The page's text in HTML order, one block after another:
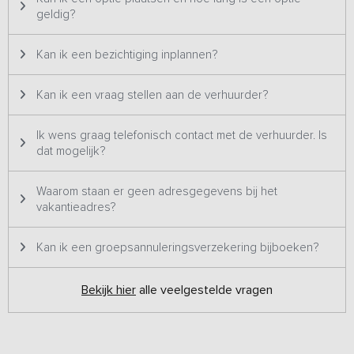
geldig?
Kan ik een bezichtiging inplannen?
Kan ik een vraag stellen aan de verhuurder?
Ik wens graag telefonisch contact met de verhuurder. Is
dat mogelijk?
Waarom staan er geen adresgegevens bij het
vakantieadres?
Kan ik een groepsannuleringsverzekering bijboeken?
Bekijk hier alle veelgestelde vragen